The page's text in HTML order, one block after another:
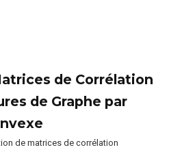
de Corrélation
de Graphe par
de matrices de corrélation